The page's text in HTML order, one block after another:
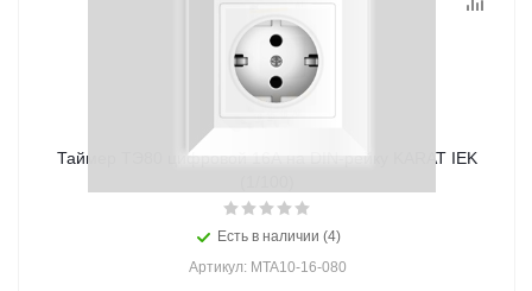
Таймер ТЭ80 цифровой 16А на DIN-рейку KARAT IEK
Есть в наличии (4)
Артикул: MTA10-16-080